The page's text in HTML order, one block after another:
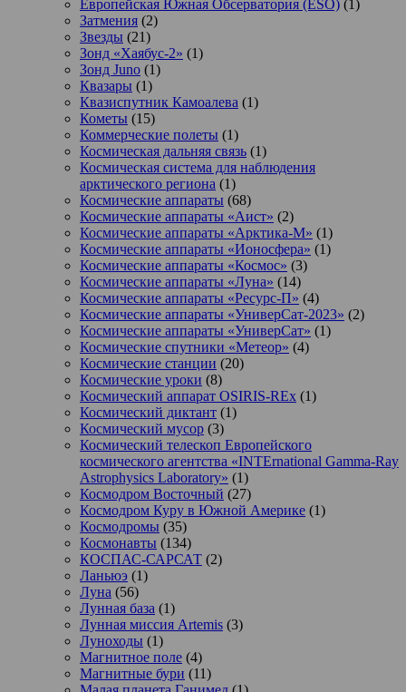
Европейская Южная Обсерватория (ESO) (1)
Затмения (2)
Звезды (21)
Зонд «Хаябус-2» (1)
Зонд Juno (1)
Квазары (1)
Квазиспутник Камоалева (1)
Кометы (15)
Коммерческие полеты (1)
Космическая дальняя связь (1)
Космическая система для наблюдения
арктического региона (1)
Космические аппараты (68)
Космические аппараты «Аист» (2)
Космические аппараты «Арктика-М» (1)
Космические аппараты «Ионосфера» (1)
Космические аппараты «Космос» (3)
Космические аппараты «Луна» (14)
Космические аппараты «Ресурс-П» (4)
Космические аппараты «УниверСат-2023» (2)
Космические аппараты «УниверСат» (1)
Космические спутники «Метеор» (4)
Космические станции (20)
Космические уроки (8)
Космический аппарат OSIRIS-REx (1)
Космический диктант (1)
Космический мусор (3)
Космический телескоп Европейского
космического агентства «INTErnational Gamma-Ray
Astrophysics Laboratory» (1)
Космодром Восточный (27)
Космодром Куру в Южной Америке (1)
Космодромы (35)
Космонавты (134)
КОСПАС-САРСАТ (2)
Ланьюэ (1)
Луна (56)
Лунная база (1)
Лунная миссия Artemis (3)
Луноходы (1)
Магнитное поле (4)
Магнитные бури (11)